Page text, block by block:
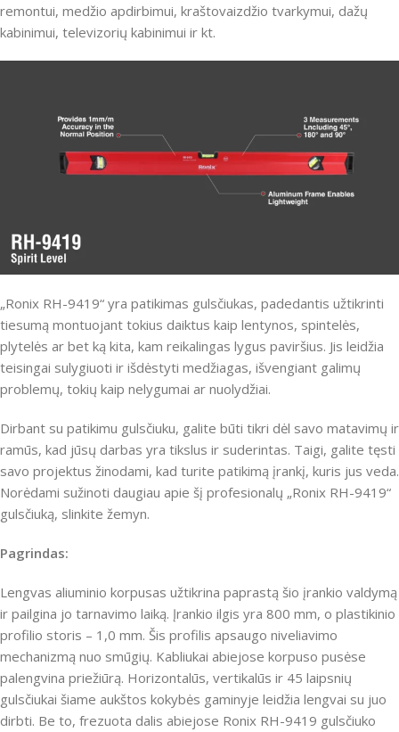
remontui, medžio apdirbimui, kraštovaizdžio tvarkymui, dažų
kabinimui, televizorių kabinimui ir kt.
„Ronix RH-9419“ yra patikimas gulsčiukas, padedantis užtikrinti
tiesumą montuojant tokius daiktus kaip lentynos, spintelės,
plytelės ar bet ką kita, kam reikalingas lygus paviršius. Jis leidžia
teisingai sulygiuoti ir išdėstyti medžiagas, išvengiant galimų
problemų, tokių kaip nelygumai ar nuolydžiai.
Dirbant su patikimu gulsčiuku, galite būti tikri dėl savo matavimų ir
ramūs, kad jūsų darbas yra tikslus ir suderintas. Taigi, galite tęsti
savo projektus žinodami, kad turite patikimą įrankį, kuris jus veda.
Norėdami sužinoti daugiau apie šį profesionalų „Ronix RH-9419“
gulsčiuką, slinkite žemyn.
Pagrindas:
Lengvas aliuminio korpusas užtikrina paprastą šio įrankio valdymą
ir pailgina jo tarnavimo laiką. Įrankio ilgis yra 800 mm, o plastikinio
profilio storis – 1,0 mm. Šis profilis apsaugo niveliavimo
mechanizmą nuo smūgių. Kabliukai abiejose korpuso pusėse
palengvina priežiūrą. Horizontalūs, vertikalūs ir 45 laipsnių
gulsčiukai šiame aukštos kokybės gaminyje leidžia lengvai su juo
dirbti. Be to, frezuota dalis abiejose Ronix RH-9419 gulsčiuko